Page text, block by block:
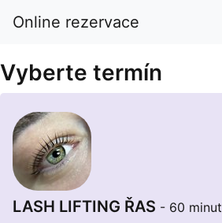
Online rezervace
Vyberte termín
LASH LIFTING ŘAS - 60 minut